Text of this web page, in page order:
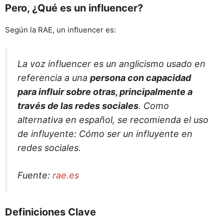
Pero, ¿Qué es un influencer?
Según la RAE, un influencer es:
La voz influencer es un anglicismo usado en
referencia a una persona con capacidad
para influir sobre otras, principalmente a
través de las redes sociales. Como
alternativa en español, se recomienda el uso
de influyente: Cómo ser un influyente en
redes sociales.
Fuente: rae.es
Definiciones Clave